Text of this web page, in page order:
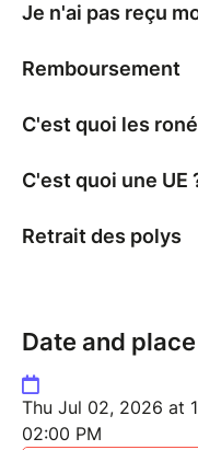
Je n'ai pas reçu
Remboursement
C'est quoi les
C'est quoi une UE
Retrait des polys
Date and place
Thu Jul 02, 2026 at
02:00 PM